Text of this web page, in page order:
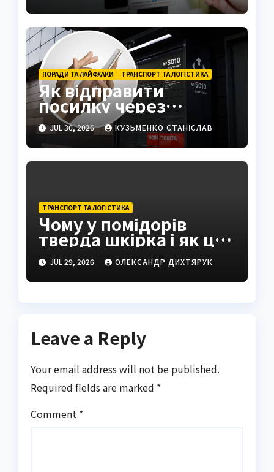
ПОРАДИ ТА ЛАЙФХАКИ ТРАНСПОРТ ТА ЛОГІСТИКА
Як відправити
посилку через
поштомат: повна
інструкція 2026
JUL 30, 2026 КУЗЬМЕНКО СТАНІСЛАВ
ТРАНСПОРТ ТА ЛОГІСТИКА
Чому у помідорів
тверда шкірка і як це
виправити
JUL 29, 2026 ОЛЕКСАНДР ДИХТЯРУК
Leave a Reply
Your email address will not be published.
Required fields are marked *
Comment *